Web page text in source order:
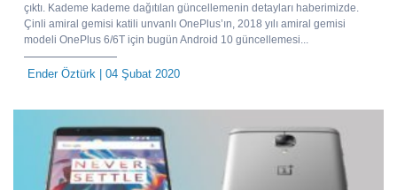
çıktı. Kademe kademe dağıtılan güncellemenin detayları haberimizde.
Çinli amiral gemisi katili unvanlı OnePlus’ın, 2018 yılı amiral gemisi
modeli OnePlus 6/6T için bugün Android 10 güncellemesi...
Ender Öztürk | 04 Şubat 2020